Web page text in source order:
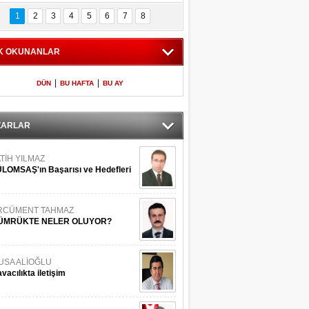
İstanbul
Adaları
600 milletvekilinin
listesi
1 2 3 4 5 6 7 8
OKUNANLAR
DÜN BU HAFTA BU AY
YILMAZ
Başarısı ve Hedefleri
TAHMAZ
NELER OLUYOR?
ALİOĞLU
iletişim